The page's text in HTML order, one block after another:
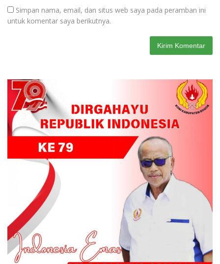
Simpan nama, email, dan situs web saya pada peramban ini
untuk komentar saya berikutnya.